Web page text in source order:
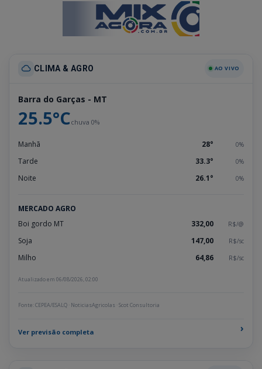
CLIMA & AGRO AO VIVO
Barra do Garças - MT
25.5°Cchuva 0%
Manhã 28° 0%
Tarde 33.3° 0%
Noite 26.1° 0%
MERCADO AGRO
Boi gordo MT
332,00 R$/@
Soja 147,00 R$/sc
Milho 64,86 R$/sc
Atualizado em 06/08/2026, 02:00
Fonte: CEPEA/ESALQ · NoticiasAgricolas · Scot Consultoria
Ver previsão completa ›